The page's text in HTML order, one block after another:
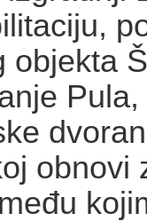
objekta
obnovi